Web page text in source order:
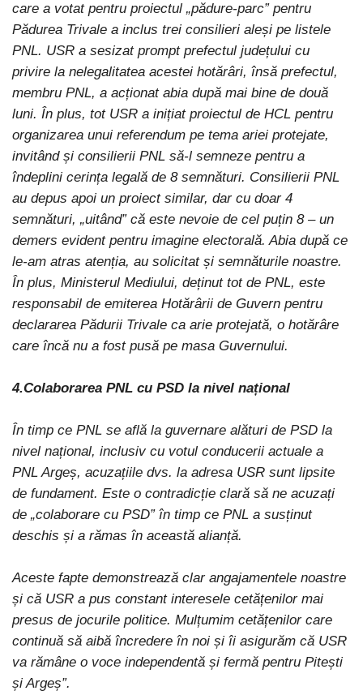
care a votat pentru proiectul „pădure-parc” pentru
Pădurea Trivale a inclus trei consilieri aleși pe listele
PNL. USR a sesizat prompt prefectul județului cu
privire la nelegalitatea acestei hotărâri, însă prefectul,
membru PNL, a acționat abia după mai bine de două
luni. În plus, tot USR a inițiat proiectul de HCL pentru
organizarea unui referendum pe tema ariei protejate,
invitând și consilierii PNL să-l semneze pentru a
îndeplini cerința legală de 8 semnături. Consilierii PNL
au depus apoi un proiect similar, dar cu doar 4
semnături, „uitând” că este nevoie de cel puțin 8 – un
demers evident pentru imagine electorală. Abia după ce
le-am atras atenția, au solicitat și semnăturile noastre.
În plus, Ministerul Mediului, deținut tot de PNL, este
responsabil de emiterea Hotărârii de Guvern pentru
declararea Pădurii Trivale ca arie protejată, o hotărâre
care încă nu a fost pusă pe masa Guvernului.
4.Colaborarea PNL cu PSD la nivel național
În timp ce PNL se află la guvernare alături de PSD la
nivel național, inclusiv cu votul conducerii actuale a
PNL Argeș, acuzațiile dvs. la adresa USR sunt lipsite
de fundament. Este o contradicție clară să ne acuzați
de „colaborare cu PSD” în timp ce PNL a susținut
deschis și a rămas în această alianță.
Aceste fapte demonstrează clar angajamentele noastre
și că USR a pus constant interesele cetățenilor mai
presus de jocurile politice. Mulțumim cetățenilor care
continuă să aibă încredere în noi și îi asigurăm că USR
va rămâne o voce independentă și fermă pentru Pitești
și Argeș”.